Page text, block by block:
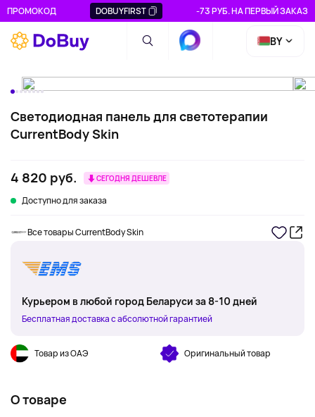
ПРОМОКОД DOBUYFIRST -73 РУБ. НА ПЕРВЫЙ ЗАКАЗ
BY
Светодиодная панель для светотерапии
CurrentBody Skin
4 820 руб. СЕГОДНЯ ДЕШЕВЛЕ
Доступно для заказа
Все товары CurrentBody Skin
Курьером в любой город Беларуси за 8-10 дней
Бесплатная доставка с абсолютной гарантией
Товар из ОАЭ Оригинальный товар
О товаре